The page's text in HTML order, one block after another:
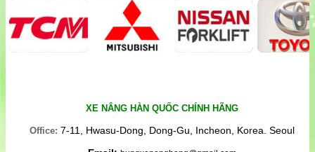
XE NÂNG HÀN QUỐC CHÍNH HÃNG
Office: 7-11, Hwasu-Dong, Dong-Gu, Incheon, Korea. Seoul